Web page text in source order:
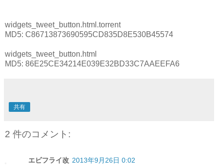
widgets_tweet_button.html.torrent
MD5: C86713873690595CD835D8E530B45574
widgets_tweet_button.html
MD5: 86E25CE34214E039E32BD33C7AAEEFA6
共有
2 件のコメント:
エビフライ改 2013年9月26日 0:02